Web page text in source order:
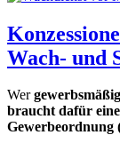
Wach- und
Wer
braucht dafür
Gewerbeordnung